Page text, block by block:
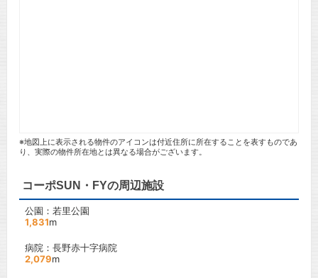
※地図上に表示される物件のアイコンは付近住所に所在することを表すものであ
り、実際の物件所在地とは異なる場合がございます。
コーポSUN・FYの周辺施設
公園：若里公園
1,831m
病院：長野赤十字病院
2,079m